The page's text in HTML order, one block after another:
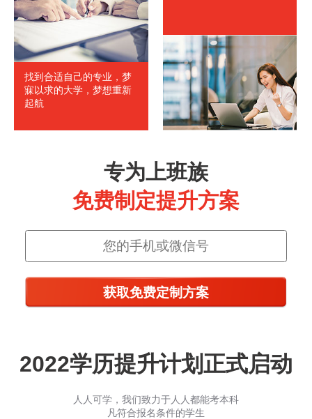
找到合适自己的专业，梦
寐以求的大学，梦想重新
起航
专为上班族
免费制定提升方案
2022学历提升计划正式启动
人人可学，我们致力于人人都能考本科
凡符合报名条件的学生